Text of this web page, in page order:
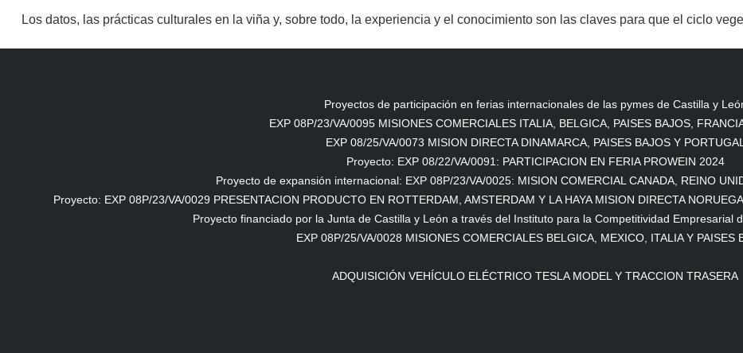
Los datos, las prácticas culturales en la viña y, sobre todo, la experiencia y el conocimiento son las claves para que el ciclo
Proyectos de participación en ferias internacionales de las pymes de Castilla y
EXP 08P/23/VA/0095 MISIONES COMERCIALES ITALIA, BELGICA, PAISES BAJOS,
EXP 08/25/VA/0073 MISION DIRECTA DINAMARCA, PAISES BAJOS Y PORTUGAL
Proyecto: EXP 08/22/VA/0091: PARTICIPACION EN FERIA PROWEIN 2024
Proyecto de expansión internacional: EXP 08P/23/VA/0025: MISION COMERCIAL CANADA, REINO
Proyecto: EXP 08P/23/VA/0029 PRESENTACION PRODUCTO EN ROTTERDAM, AMSTERDAM Y LA HAYA MISION DIRECTA
Proyecto financiado por la Junta de Castilla y León a través del Instituto para la Competitividad Empresarial
EXP 08P/25/VA/0028 MISIONES COMERCIALES BELGICA, MEXICO, ITALIA Y PAISES
ADQUISICIÓN VEHÍCULO ELÉCTRICO TESLA MODEL Y TRACCION TRASERA